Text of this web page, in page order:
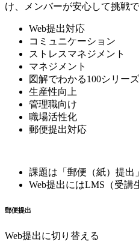
け、メンバーが安心して挑戦
Web提出対応
コミュニケーション
ストレスマネジメント
マネジメント
図解でわかる100シリーズ
生産性向上
管理職向け
職場活性化
郵便提出対応
課題は「郵便（紙）提出
Web提出にはLMS（受講
郵便提出
Web提出に切り替える